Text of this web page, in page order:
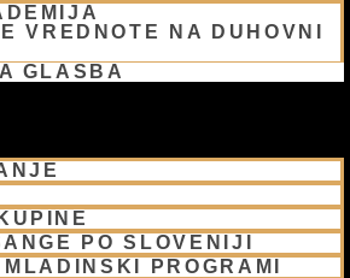
VREDNOTE NA DUHOVNI
GLASBA
PO SLOVENIJI
PROGRAMI